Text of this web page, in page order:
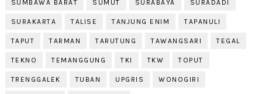
SUMBAWA BARAT SUMUT SURABAYA SURADADI
SURAKARTA TALISE TANJUNG ENIM TAPANULI
TAPUT TARMAN TARUTUNG TAWANGSARI TEGAL
TEKNO TEMANGGUNG TKI TKW TOPUT
TRENGGALEK TUBAN UPGRIS WONOGIRI